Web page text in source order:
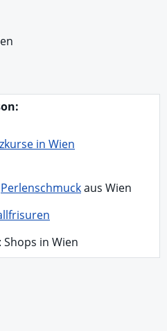
in Wien
Perlenschmuckaus Wien
: Shops in Wien